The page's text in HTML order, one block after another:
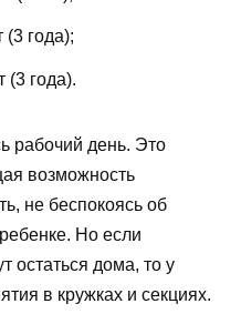
(3 года);
(3 года).
рабочий день. Это
возможность
не беспокоясь об
Но если
остаться дома, то у
в кружках и секциях.